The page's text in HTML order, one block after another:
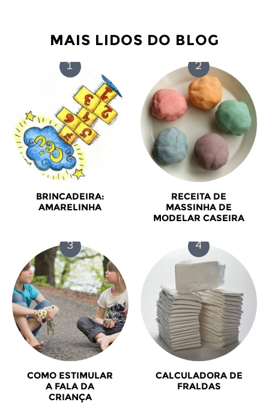
MAIS LIDOS DO BLOG
BRINCADEIRA:
AMARELINHA
RECEITA DE
MASSINHA DE
MODELAR CASEIRA
COMO ESTIMULAR
A FALA DA
CRIANÇA
CALCULADORA DE
FRALDAS